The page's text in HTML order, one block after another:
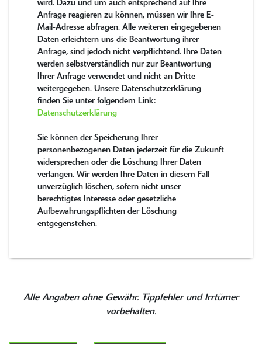
wird. Dazu und um auch entsprechend auf Ihre
Anfrage reagieren zu können, müssen wir Ihre E-
Mail-Adresse abfragen. Alle weiteren eingegebenen
Daten erleichtern uns die Beantwortung ihrer
Anfrage, sind jedoch nicht verpflichtend. Ihre Daten
werden selbstverständlich nur zur Beantwortung
Ihrer Anfrage verwendet und nicht an Dritte
weitergegeben. Unsere Datenschutzerklärung
finden Sie unter folgendem Link:
Datenschutzerklärung
Sie können der Speicherung Ihrer
personenbezogenen Daten jederzeit für die Zukunft
widersprechen oder die Löschung Ihrer Daten
verlangen. Wir werden Ihre Daten in diesem Fall
unverzüglich löschen, sofern nicht unser
berechtigtes Interesse oder gesetzliche
Aufbewahrungspflichten der Löschung
entgegenstehen.
Alle Angaben ohne Gewähr. Tippfehler und Irrtümer
vorbehalten.